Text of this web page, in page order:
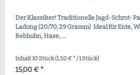
Der Klassiker! Traditionelle Jagd-Schrot-
Ladung (20/70, 29 Gramm) Ideal für Ente,
Rebhuhn, Hase, ...
Inhalt10 Stück(1,50 € * / 1 Stück)
15,00 € *